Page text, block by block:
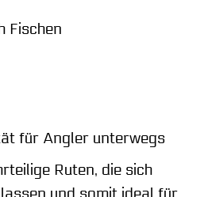
Fischen
für Angler unterwegs
Ruten, die sich
und somit ideal für